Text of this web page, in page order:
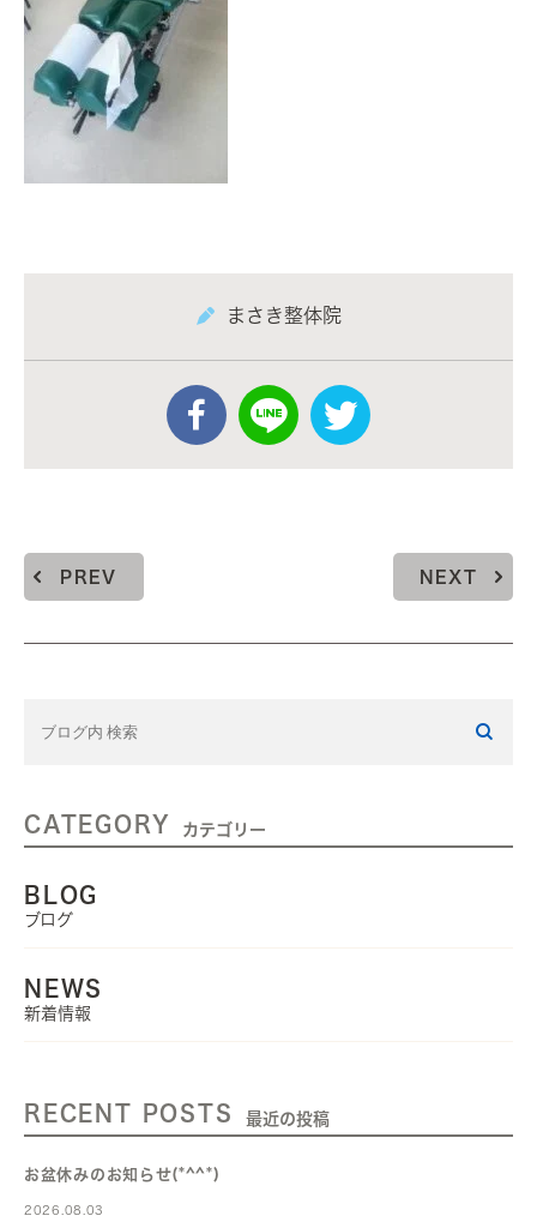
まさき整体院
PREV NEXT
CATEGORY カテゴリー
BLOG
ブログ
NEWS
新着情報
RECENT POSTS 最近の投稿
お盆休みのお知らせ(*^^*)
2026.08.03